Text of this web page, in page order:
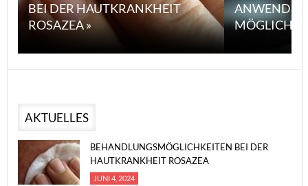
BEI DER HAUTKRANKHEIT
ROSAZEA »
MÖGLICHE
AKTUELLES
BEHANDLUNGSMÖGLICHKEITEN BEI DER
HAUTKRANKHEIT ROSAZEA
JUNI 4, 2024